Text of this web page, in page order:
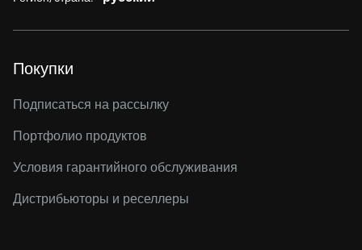
Покупки
Подписаться на рассылку
Портфолио продуктов
Условия гарантийного обслуживания
Дистрибьюторы и реселлеры